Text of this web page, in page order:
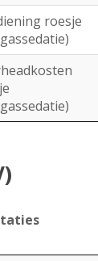
roesje